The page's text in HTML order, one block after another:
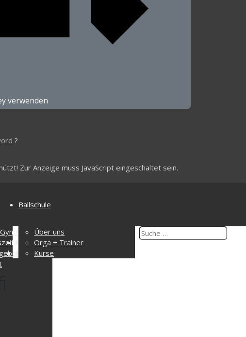
verwenden
?
Zur Anzeige muss JavaScript eingeschaltet sein.
Gymnastik
Übungszeiten
Kontakt
Ballschule
Über uns
Orga + Trainer
Kurse